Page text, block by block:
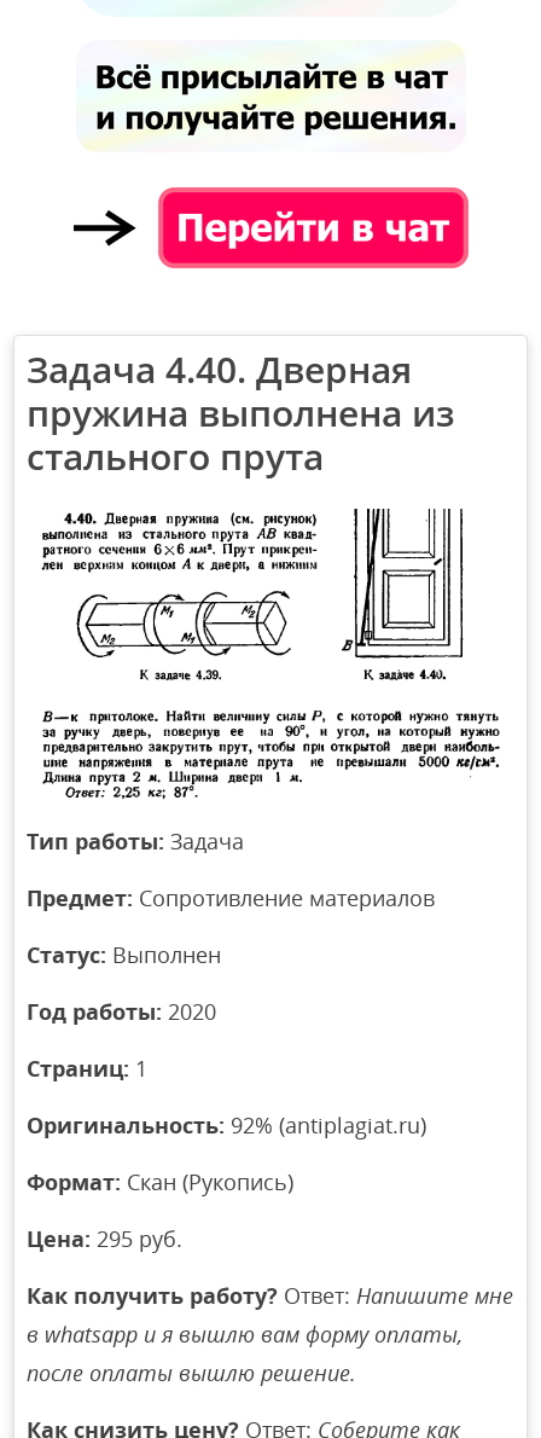
Задача 4.40. Дверная
пружина выполнена из
стального прута
Тип работы: Задача
Предмет: Сопротивление материалов
Статус: Выполнен
Год работы: 2020
Страниц: 1
Оригинальность: 92% (antiplagiat.ru)
Формат: Скан (Рукопись)
Цена: 295 руб.
Как получить работу? Ответ: Напишите мне
в whatsapp и я вышлю вам форму оплаты,
после оплаты вышлю решение.
Как снизить цену? Ответ: Соберите как